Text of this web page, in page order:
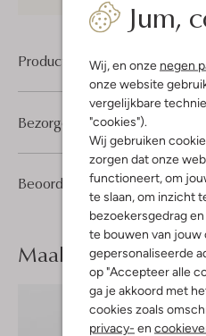
Jum,
Wij, en onze negen
onze website
vergelijkbare
"cookies").
Wij gebruiken
zorgen dat onze
functioneert, om
te slaan, om inzicht
bezoekersgedrag
te bouwen van jouw
gepersonaliseerde
op "Accepteer alle
ga je akkoord met
cookies zoals
privacy- en
Product informatie
Beoordelingen (1) 1
5
Bezorgen & retourneren
Maak jelook